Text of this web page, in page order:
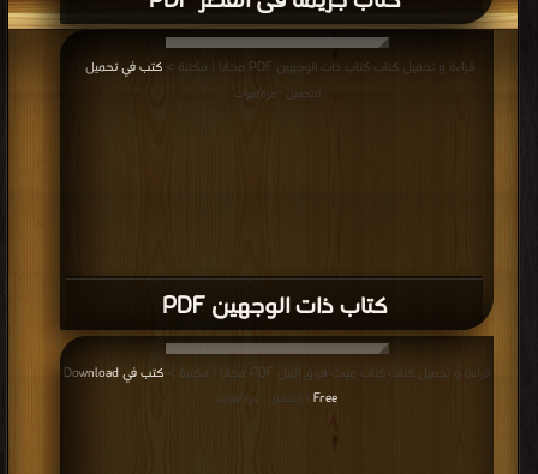
كتاب ذات الوجهين PDF
قراءة و تحميل كتاب كتاب ذات الوجهين PDF مجانا | مكتبة > كتب في تحميل
التحميل : مرة/مرات
قراءة و تحميل كتاب كتاب موت فوق النيل PDF مجانا | مكتبة >
كتب في Download
Free
| التحميل : مرة/مرات